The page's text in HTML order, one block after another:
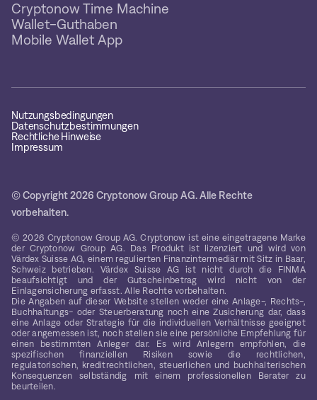
Cryptonow Time Machine
Wallet-Guthaben
Mobile Wallet App
Nutzungsbedingungen
Datenschutzbestimmungen
Rechtliche Hinweise
Impressum
© Copyright 2026 Cryptonow Group AG. Alle Rechte
vorbehalten.
© 2026 Cryptonow Group AG. Cryptonow ist eine eingetragene Marke
der Cryptonow Group AG. Das Produkt ist lizenziert und wird von
Värdex Suisse AG, einem regulierten Finanzintermediär mit Sitz in Baar,
Schweiz betrieben. Värdex Suisse AG ist nicht durch die FINMA
beaufsichtigt und der Gutscheinbetrag wird nicht von der
Einlagensicherung erfasst. Alle Rechte vorbehalten.
Die Angaben auf dieser Website stellen weder eine Anlage-, Rechts-,
Buchhaltungs- oder Steuerberatung noch eine Zusicherung dar, dass
eine Anlage oder Strategie für die individuellen Verhältnisse geeignet
oder angemessen ist, noch stellen sie eine persönliche Empfehlung für
einen bestimmten Anleger dar. Es wird Anlegern empfohlen, die
spezifischen finanziellen Risiken sowie die rechtlichen,
regulatorischen, kreditrechtlichen, steuerlichen und buchhalterischen
Konsequenzen selbständig mit einem professionellen Berater zu
beurteilen.